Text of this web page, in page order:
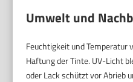
Umwelt und
Feuchtigkeit und Temperatur
Haftung der Tinte. UV-Licht
oder Lack schützt vor Abrieb